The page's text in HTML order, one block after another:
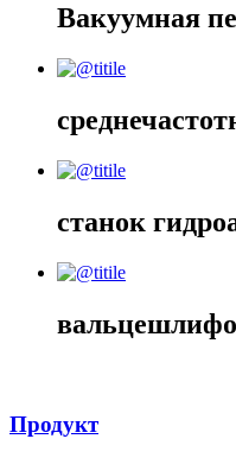
Вакуумная
станок
Продукт